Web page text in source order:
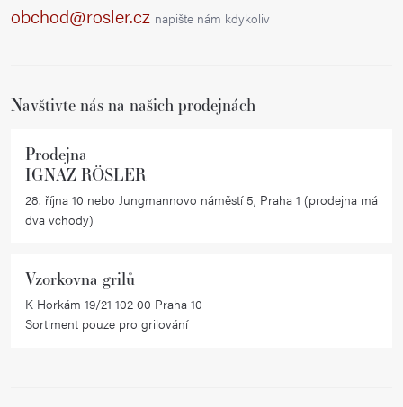
c
r
v
u
obchod@rosler.cz napište nám kdykoliv
Navštivte nás na našich prodejnách
Prodejna
IGNAZ RÖSLER
28. října 10 nebo Jungmannovo náměstí 5, Praha 1 (prodejna má
dva vchody)
Vzorkovna grilů
K Horkám 19/21 102 00 Praha 10
Sortiment pouze pro grilování